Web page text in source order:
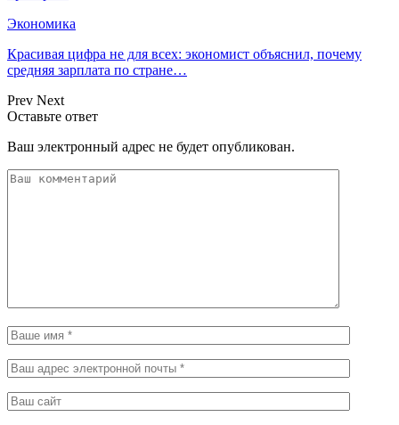
Экономика
Красивая цифра не для всех: экономист объяснил, почему
средняя зарплата по стране…
Prev Next
Оставьте ответ
Ваш электронный адрес не будет опубликован.